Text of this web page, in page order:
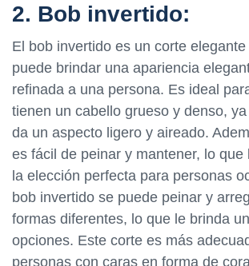
2. Bob invertido:
El bob invertido es un corte
puede brindar una apariencia
refinada a una persona. Es ideal
tienen un cabello grueso y denso,
da un aspecto ligero y aireado.
es fácil de peinar y mantener, lo que
la elección perfecta para personas
bob invertido se puede peinar y
formas diferentes, lo que le brinda
opciones. Este corte es más
personas con caras en forma de